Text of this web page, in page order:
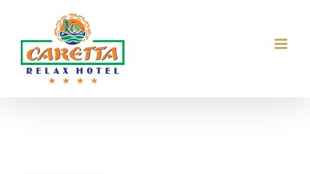
content